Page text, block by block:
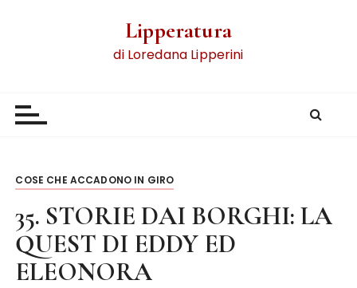
Lipperatura
di Loredana Lipperini
COSE CHE ACCADONO IN GIRO
35. STORIE DAI BORGHI: LA
QUEST DI EDDY ED
ELEONORA